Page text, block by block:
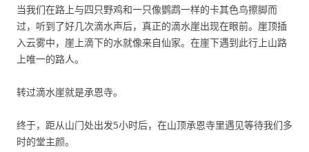
当我们在路上与四只野鸡和一只像鹦鹉一样的卡其色鸟擦脚而
过，听到了好几次滴水声后，真正的滴水崖出现在眼前。崖顶插
入云雾中，崖上滴下的水就像来自仙家。在崖下遇到此行上山路
上唯一的路人。
转过滴水崖就是承恩寺。
终于，距从山门处出发5小时后，在山顶承恩寺里遇见等待我们多
时的堂主颜。